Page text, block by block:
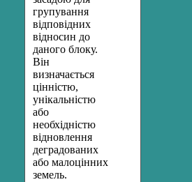
групування
відповідних
відно­син до
даного блоку.
Він
визначається
цінністю,
унікальністю
або
необхідністю
відновлення
деградованих
або малоцінних
земель.